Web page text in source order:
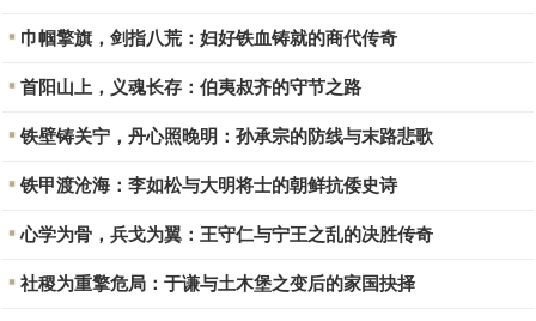
巾帼擎旗，剑指八荒：妇好铁血铸就的商代传奇
首阳山上，义魂长存：伯夷叔齐的守节之路
铁壁铸关宁，丹心照晚明：孙承宗的防线与末路悲歌
铁甲渡沧海：李如松与大明将士的朝鲜抗倭史诗
心学为骨，兵戈为翼：王守仁与宁王之乱的决胜传奇
社稷为重擎危局：于谦与土木堡之变后的家国抉择